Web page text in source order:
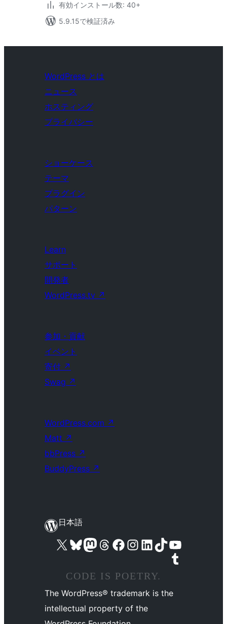
有効インストール数: 40+
5.9.15で検証済み
WordPress とは
ニュース
ホスティング
プライバシー
ショーケース
テーマ
プラグイン
パターン
Learn
サポート
開発者
WordPress.tv ↗
参加・貢献
イベント
寄付 ↗
Swag ↗
WordPress.com ↗
Matt ↗
bbPress ↗
BuddyPress ↗
日本語
X (旧 Twitter) アカウントへ Bluesky アカウントへMastodon アカウントへ Threads アカウントへ Facebook ページへ Instagram アカウントへ LinkedIn アカウントへTikTok アカウントへ YouTube チャンネルへ
Tumblr アカウントへ
CODE IS POETRY.
The WordPress® trademark is the
intellectual property of the